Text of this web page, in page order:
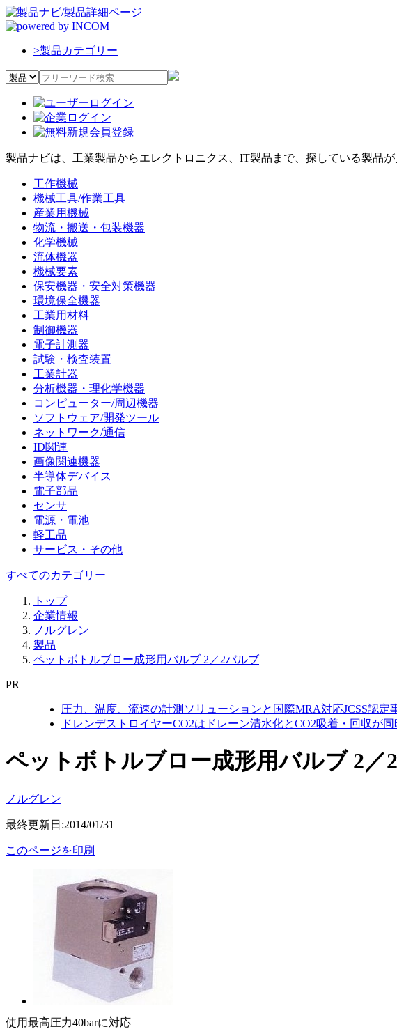
>製品カテゴリー
製品ナビは、工業製品からエレクトロニクス、IT製品まで、探している製品
工作機械
機械工具/作業工具
産業用機械
物流・搬送・包装機器
化学機械
流体機器
機械要素
保安機器・安全対策機器
環境保全機器
工業用材料
制御機器
電子計測器
試験・検査装置
工業計器
分析機器・理化学機器
コンピューター/周辺機器
ソフトウェア/開発ツール
ネットワーク/通信
ID関連
画像関連機器
半導体デバイス
電子部品
センサ
電源・電池
軽工品
サービス・その他
すべてのカテゴリー
トップ
企業情報
ノルグレン
製品
ペットボトルブロー成形用バルブ 2／2バルブ
PR
圧力、温度、流速の計測ソリューションと国際MRA対応JCSS認定
ドレンデストロイヤーCO2はドレーン清水化とCO2吸着・回収が
ペットボトルブロー成形用バルブ 2／
ノルグレン
最終更新日:2014/01/31
このページを印刷
使用最高圧力40barに対応